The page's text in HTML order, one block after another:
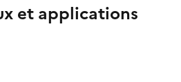
et applications